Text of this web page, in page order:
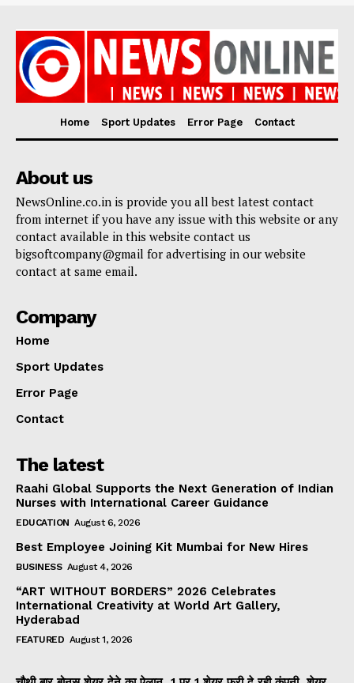
Home Sport Updates Error Page Contact
About us
NewsOnline.co.in is provide you all best latest contact
from internet if you have any issue with this website or any
contact available in this website contact us
bigsoftcompany@gmail for advertising in our website
contact at same email.
Company
Home
Sport Updates
Error Page
Contact
The latest
Raahi Global Supports the Next Generation of Indian
Nurses with International Career Guidance
EDUCATION August 6, 2026
Best Employee Joining Kit Mumbai for New Hires
BUSINESS August 4, 2026
“ART WITHOUT BORDERS” 2026 Celebrates
International Creativity at World Art Gallery,
Hyderabad
FEATURED August 1, 2026